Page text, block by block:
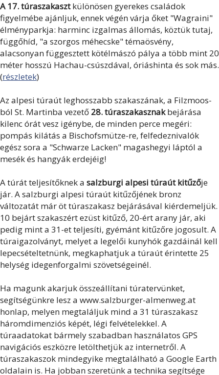
A 17. túraszakasztkülönösen gyerekes családok
figyelmébe ajánljuk, ennek végén várja őket "Wagraini"
élményparkja: harminc izgalmas állomás, köztük tutaj,
függőhíd, "a szorgos méhecske" témaösvény,
alacsonyan függesztett kötélmászó pálya a több mint 20
méter hosszú Hachau-csúszdával, óriáshinta és sok más.
(részletek)
Az alpesi túraút leghosszabb szakaszának, a Filzmoos-
ból St. Martinba vezető 28. túraszakasznakbejárása
kilenc órát vesz igénybe, de minden perce megéri:
pompás kilátás a Bischofsmütze-re, felfedeznivalók
egész sora a "Schwarze Lacken" magashegyi láptól a
mesék és hangyák erdejéig!
A túrát teljesítőknek a salzburgi alpesi túraút kitűzője
jár. A salzburgi alpesi túraút kitűzőjének bronz
változatát már öt túraszakasz bejárásával kiérdemeljük.
10 bejárt szakaszért ezüst kitűző, 20-ért arany jár, aki
pedig mint a 31-et teljesíti, gyémánt kitűzőre jogosult. A
túraigazolványt, melyet a legelői kunyhók gazdáinál kell
lepecsételtetnünk, megkaphatjuk a túraút érintette 25
helység idegenforgalmi szövetségeinél.
Ha magunk akarjuk összeállítani túratervünket,
segítségünkre lesz a www.salzburger-almenweg.at
honlap, melyen megtaláljuk mind a 31 túraszakasz
háromdimenziós képét, légi felvételekkel. A
túraadatokat bármely szabadban használatos GPS
navigációs eszközre letölthetjük az internetről. A
túraszakaszok mindegyike megtalálható a Google Earth
oldalain is. Ha jobban szeretünk a technika segítsége